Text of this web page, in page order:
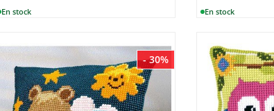
- 30%